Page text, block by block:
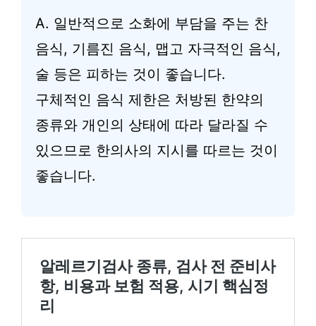
A. 일반적으로 소화에 부담을 주는 찬
음식, 기름진 음식, 맵고 자극적인 음식,
술 등은 피하는 것이 좋습니다.
구체적인 음식 제한은 처방된 한약의
종류와 개인의 상태에 따라 달라질 수
있으므로 한의사의 지시를 따르는 것이
좋습니다.